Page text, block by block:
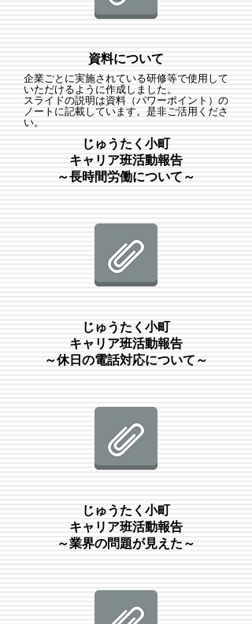
​資料について
企業ごとに実施されている研修等で使用して
いただけるように作成しました。
スライドの説明は資料（パワーポイント）の
ノートに記載しています。 是非ご活用くださ
い。
じゅうたく小町
キャリア班活動報告
​～長時間労働について～
じゅうたく小町
キャリア班活動報告
​～休日の電話対応について～
じゅうたく小町
キャリア班活動報告
​～業界の問題が見えた～